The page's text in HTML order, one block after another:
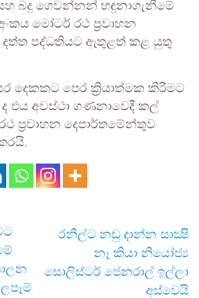
බදු ගෙවන්නන් හඳුනාගැනීමේ
මෝටර් රථ ප්‍රවාහන
දත්ත පද්ධතියට ඇතුළත් කළ යුතු
දෙකකට පෙර ක්‍රියාත්මක කිරීමට
එය අවස්ථා ගණනාව‍ෙදී කල්
ප්‍රවාහන දෙපාර්තමේන්තුව
රනිල්ට නඩු දාන්න සාක්‍ෂි
නෑ කියා නියෝජ්‍ය
සොලිස්ටර් ජෙනරාල් ඉල්ලා
අස්වෙයි